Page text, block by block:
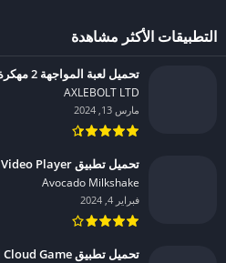
التطبيقات الأكثر مشاهدة
تحميل لعبة المواجهة 2 مهكرة للاندرويد 2024
AXLEBOLT LTD‏
مارس 13, 2024
تحميل تطبيق Provid Video Player مهكر للاندرويد 2024
Avocado Milkshake‏
فبراير 4, 2024
تحميل تطبيق Bikii Cloud Game مهكر للاندرويد 2024